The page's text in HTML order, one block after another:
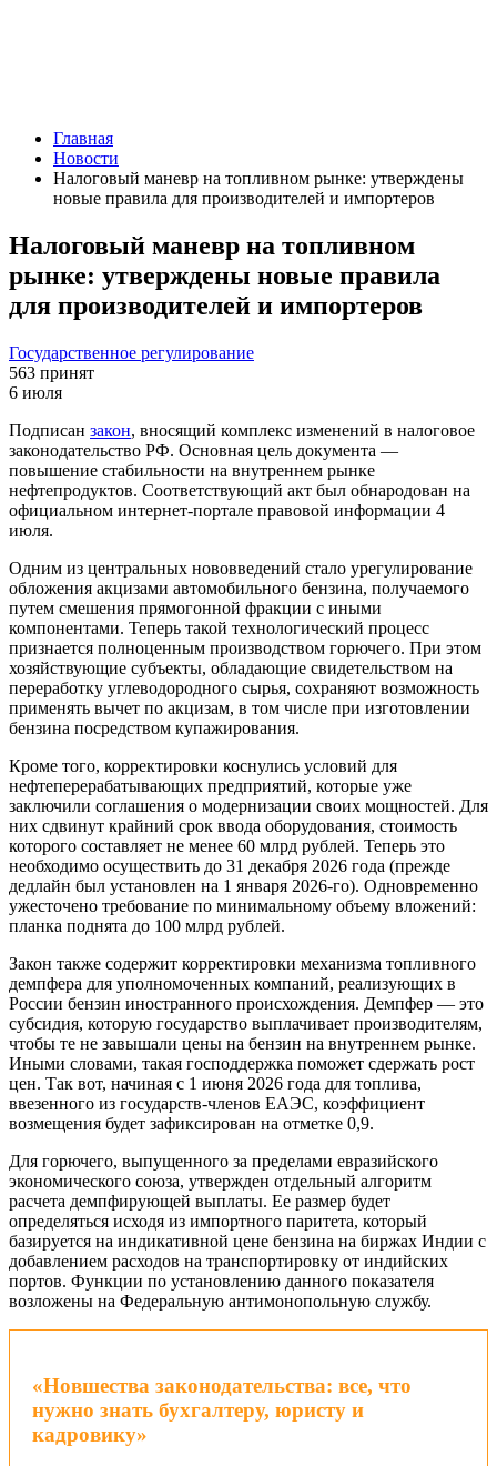
Главная
Новости
Налоговый маневр на топливном рынке: утверждены
новые правила для производителей и импортеров
Налоговый маневр на топливном
рынке: утверждены новые правила
для производителей и импортеров
Государственное регулирование
563 принят
6 июля
Подписан закон, вносящий комплекс изменений в налоговое
законодательство РФ. Основная цель документа —
повышение стабильности на внутреннем рынке
нефтепродуктов. Соответствующий акт был обнародован на
официальном интернет-портале правовой информации 4
июля.
Одним из центральных нововведений стало урегулирование
обложения акцизами автомобильного бензина, получаемого
путем смешения прямогонной фракции с иными
компонентами. Теперь такой технологический процесс
признается полноценным производством горючего. При этом
хозяйствующие субъекты, обладающие свидетельством на
переработку углеводородного сырья, сохраняют возможность
применять вычет по акцизам, в том числе при изготовлении
бензина посредством купажирования.
Кроме того, корректировки коснулись условий для
нефтеперерабатывающих предприятий, которые уже
заключили соглашения о модернизации своих мощностей. Для
них сдвинут крайний срок ввода оборудования, стоимость
которого составляет не менее 60 млрд рублей. Теперь это
необходимо осуществить до 31 декабря 2026 года (прежде
дедлайн был установлен на 1 января 2026-го). Одновременно
ужесточено требование по минимальному объему вложений:
планка поднята до 100 млрд рублей.
Закон также содержит корректировки механизма топливного
демпфера для уполномоченных компаний, реализующих в
России бензин иностранного происхождения. Демпфер — это
субсидия, которую государство выплачивает производителям,
чтобы те не завышали цены на бензин на внутреннем рынке.
Иными словами, такая господдержка поможет сдержать рост
цен. Так вот, начиная с 1 июня 2026 года для топлива,
ввезенного из государств-членов ЕАЭС, коэффициент
возмещения будет зафиксирован на отметке 0,9.
Для горючего, выпущенного за пределами евразийского
экономического союза, утвержден отдельный алгоритм
расчета демпфирующей выплаты. Ее размер будет
определяться исходя из импортного паритета, который
базируется на индикативной цене бензина на биржах Индии с
добавлением расходов на транспортировку от индийских
портов. Функции по установлению данного показателя
возложены на Федеральную антимонопольную службу.
«Новшества законодательства: все, что
нужно знать бухгалтеру, юристу и
кадровику»